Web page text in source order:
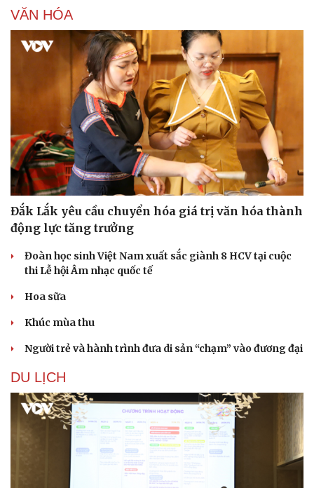
Sân khấu - Điện ảnh
Di sản
Giải trí
Nghệ sĩ
Thời trang
Sao Việt
VĂN HÓA
Đắk Lắk yêu cầu chuyển hóa giá trị văn hóa thành
động lực tăng trưởng
Đoàn học sinh Việt Nam xuất sắc giành 8 HCV tại cuộc
thi Lễ hội Âm nhạc quốc tế
Hoa sữa
Khúc mùa thu
Người trẻ và hành trình đưa di sản “chạm” vào đương đại
DU LỊCH